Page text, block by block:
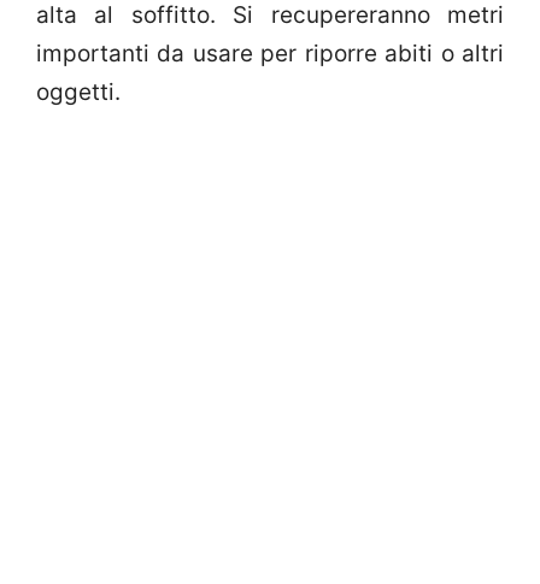
alta al soffitto. Si recupereranno metri
importanti da usare per riporre abiti o altri
oggetti.